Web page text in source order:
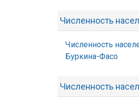
Численность
Численность
Буркина-Фасо
Численность